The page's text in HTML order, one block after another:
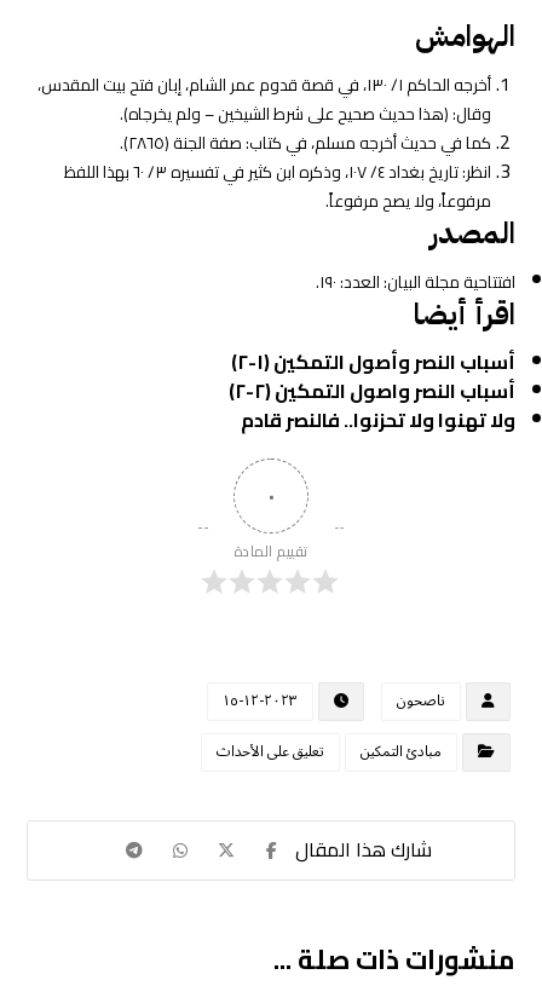
الهوامش
أخرجه الحاكم ١/ ١٣٠، في قصة قدوم عمر الشام، إبان فتح بيت المقدس،
وقال: (هذا حديث صحيح على شرط الشيخين – ولم يخرجاه).
كما في حديث أخرجه مسلم، في كتاب: صفة الجنة (٢٨٦٥).
انظر: تاريخ بغداد ٤/ ١٠٧، وذكره ابن كثير في تفسيره ٣/ ٦٠ بهذا اللفظ
مرفوعاً، ولا يصح مرفوعاً.
المصدر
افتتاحية مجلة البيان: العدد: ١٩٠.
اقرأ أيضا
أسباب النصر وأصول التمكين (١-٢)
أسباب النصر واصول التمكين(٢-٢)
ولا تهنوا ولا تحزنوا.. فالنصر قادم
٠
تقييم المادة
ناصحون
٢٠٢٣-١٢-١٥
مبادئ التمكين
تعليق على الأحداث
منشورات ذات صلة ...